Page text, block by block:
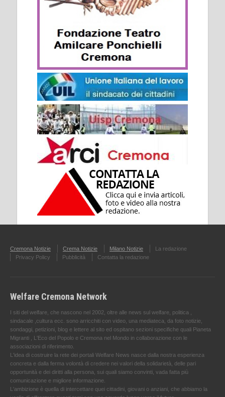
Cremona Notizie Crema Notizie Milano Notizie
La redazione
Privacy Policy
Pubblicità Contatta la redazione
Welfare Cremona Network
I siti del welfare, che nascono nel 2002, oltre alle news sul welfare, politica ,
sindacale ,cultura ecc. sono arricchiti con video, una mediateca, da foto notizie,
sondaggi, petizioni, blog e lettere al sito ed ospitano sezioni specifiche quali Pianeta
Migranti , L'Eco del Popolo e Cremona nel Mondo in collaborazione con le
associazioni di riferimento.
L'idea di costruire la rete dei portali Welfare News nasce dalla nostra esperienza
concreta e dalla ferma volontà di credere nei valori della solidarietà, delle pari
opportunità e dei diritti alla persona, sui quali siamo convinti, vada fatta più
comunicazione e migliore informazione.
L'ambizione è quella di intercettare quei cittadini, giovani o anziani, che abbiamo la